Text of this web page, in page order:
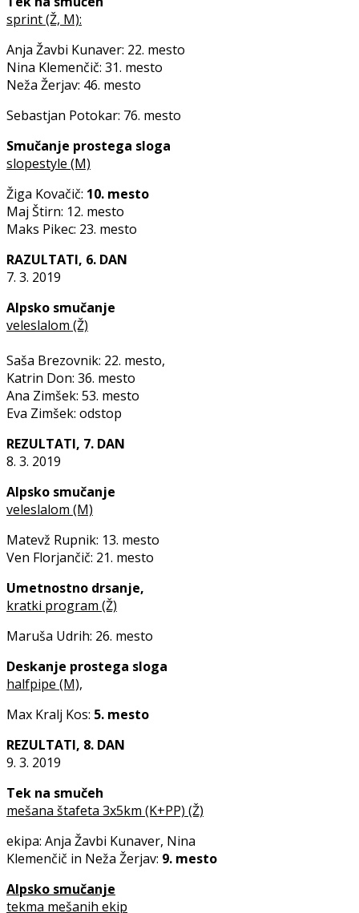
sprint (Ž, M):
Anja Žavbi Kunaver: 22. mesto
Nina Klemenčič: 31. mesto
Neža Žerjav: 46. mesto
Sebastjan Potokar: 76. mesto
Smučanje prostega sloga
slopestyle (M)
Žiga Kovačič: 10. mesto
Maj Štirn: 12. mesto
Maks Pikec: 23. mesto
RAZULTATI, 6. DAN
7. 3. 2019
Alpsko smučanje
veleslalom (Ž)
Saša Brezovnik: 22. mesto,
Katrin Don: 36. mesto
Ana Zimšek: 53. mesto
Eva Zimšek: odstop
REZULTATI, 7. DAN
8. 3. 2019
Alpsko smučanje
veleslalom (M)
Matevž Rupnik: 13. mesto
Ven Florjančič: 21. mesto
Umetnostno drsanje,
kratki program (Ž)
Maruša Udrih: 26. mesto
Deskanje prostega sloga
halfpipe (M),
Max Kralj Kos: 5. mesto
REZULTATI, 8. DAN
9. 3. 2019
Tek na smučeh
mešana štafeta 3x5km (K+PP) (Ž)
ekipa: Anja Žavbi Kunaver, Nina
Klemenčič in Neža Žerjav: 9. mesto
Alpsko smučanje
tekma mešanih ekip